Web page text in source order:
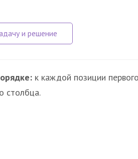
к каждой позиции
столбца.